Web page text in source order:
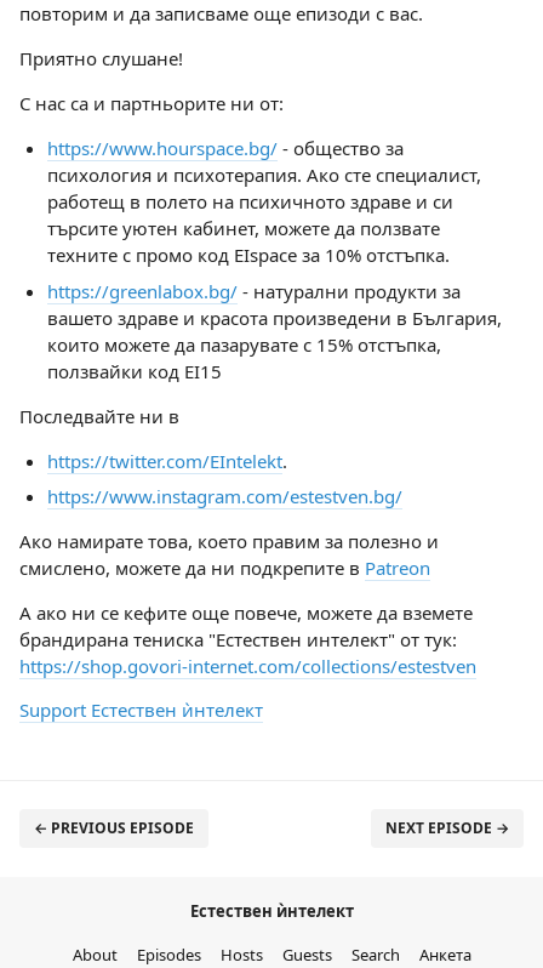
повторим и да записваме още епизоди с вас.
Приятно слушане!
С нас са и партньорите ни от:
https://www.hourspace.bg/- общество за
психология и психотерапия. Ако сте специалист,
работещ в полето на психичното здраве и си
търсите уютен кабинет, можете да ползвате
техните с промо код EIspace за 10% отстъпка.
https://greenlabox.bg/- натурални продукти за
вашето здраве и красота произведени в България,
които можете да пазарувате с 15% отстъпка,
ползвайки код EI15
Последвайте ни в
https://twitter.com/EIntelekt.
https://www.instagram.com/estestven.bg/
Ако намирате това, което правим за полезно и
смислено, можете да ни подкрепите в Patreon
А ако ни се кефите още повече, можете да вземете
брандирана тениска "Естествен интелект" от тук:
https://shop.govori-internet.com/collections/estestven
Support Естествен ѝнтелект
← PREVIOUS EPISODE NEXT EPISODE →
Естествен ѝнтелект
About
Episodes Hosts Guests Search Анкета